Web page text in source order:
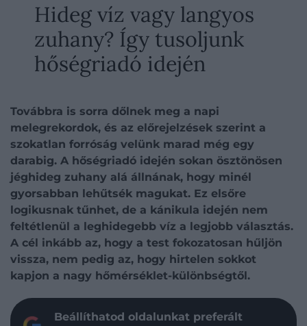
Hideg víz vagy langyos
zuhany? Így tusoljunk
hőségriadó idején
Továbbra is sorra dőlnek meg a napi
melegrekordok, és az előrejelzések szerint a
szokatlan forróság velünk marad még egy
darabig. A hőségriadó idején sokan ösztönösen
jéghideg zuhany alá állnának, hogy minél
gyorsabban lehűtsék magukat. Ez elsőre
logikusnak tűnhet, de a kánikula idején nem
feltétlenül a leghidegebb víz a legjobb választás.
A cél inkább az, hogy a test fokozatosan hűljön
vissza, nem pedig az, hogy hirtelen sokkot
kapjon a nagy hőmérséklet-különbségtől.
Beállíthatod oldalunkat preferált